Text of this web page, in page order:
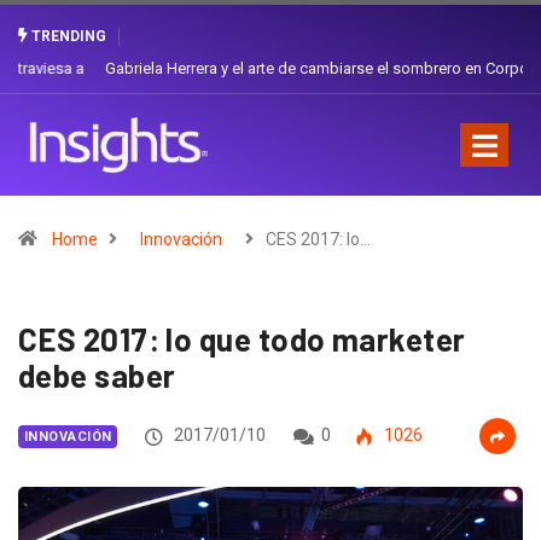
TRENDING
Gabriela Herrera y el arte de cambiarse el sombrero en Corporación
Home Innovación CES 2017: lo…
CES 2017: lo que todo marketer
debe saber
INNOVACIÓN 2017/01/10 0 1026